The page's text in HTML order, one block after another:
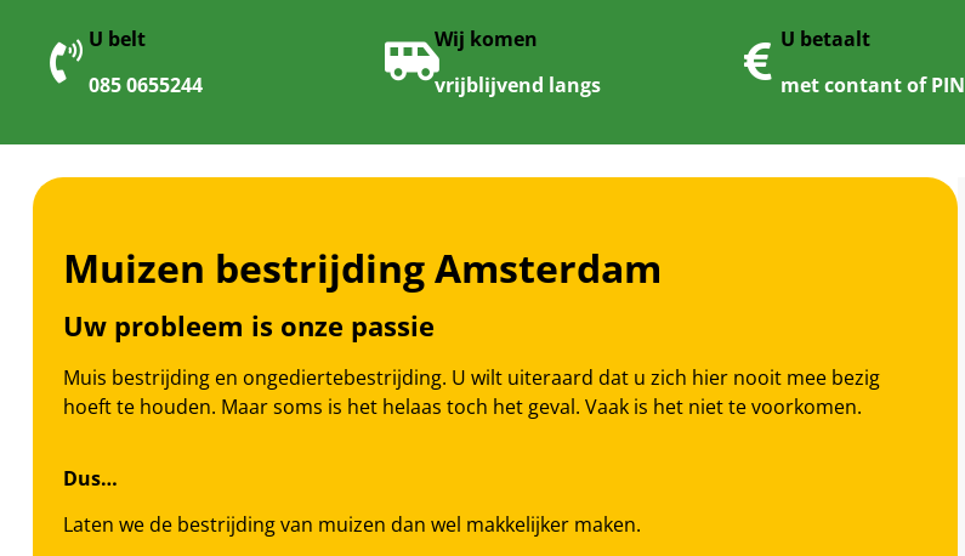
U belt
085 0655244
Wij komen
vrijblijvend langs
U betaalt
met contant of PIN
Muizen bestrijding Amsterdam
Uw probleem is onze passie
Muis bestrijding en ongediertebestrijding. U wilt uiteraard dat u zich hier nooit mee bezig
hoeft te houden. Maar soms is het helaas toch het geval. Vaak is het niet te voorkomen.
Dus…
Laten we de bestrijding van muizen dan wel makkelijker maken.